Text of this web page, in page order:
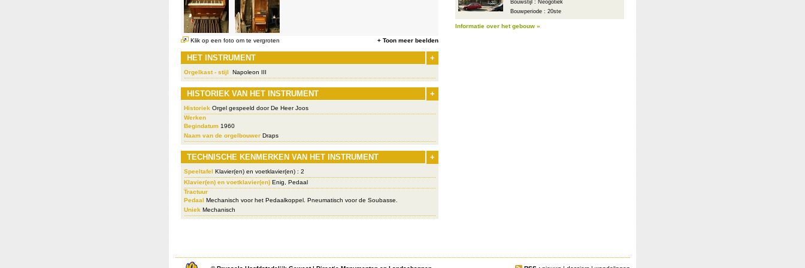
Klik op een foto om te vergroten + Toon meer beelden
+
HET INSTRUMENT
Orgelkast - stijl Napoleon III
+
HISTORIEK VAN HET INSTRUMENT
Historiek Orgel gespeeld door De Heer Joos
Werken
Begindatum 1960
Naam van de orgelbouwer Draps
+
TECHNISCHE KENMERKEN VAN HET INSTRUMENT
Speeltafel Klavier(en) en voetklavier(en) : 2
Klavier(en) en voetklavier(en) Enig, Pedaal
Tractuur
Pedaal Mechanisch voor het Pedaalkoppel. Pneumatisch voor de Soubasse.
Uniek Mechanisch
Bouwstijl : Neogotiek
Bouwperiode : 20ste
Informatie over het gebouw »